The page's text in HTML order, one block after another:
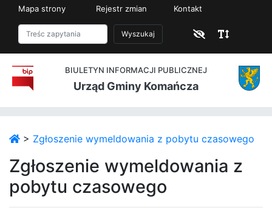
Mapa strony Rejestr zmian Kontakt
Wyszukaj
BIULETYN INFORMACJI PUBLICZNEJ
Urząd Gminy Komańcza
> Zgłoszenie wymeldowania z pobytu czasowego
Zgłoszenie wymeldowania z
pobytu czasowego